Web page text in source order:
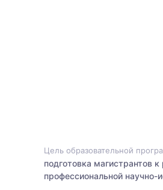
Цель образовательной
подготовка магистрантов
профессиональной научно-